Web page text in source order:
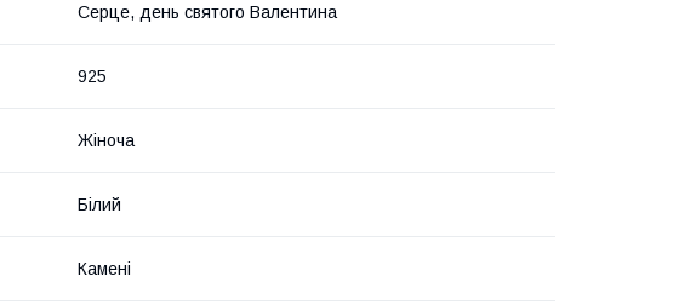
Серце, день святого Валентина
925
Жіноча
Білий
Камені